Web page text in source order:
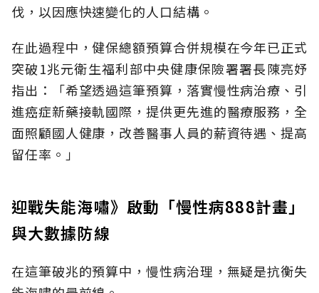
伐，以因應快速變化的人口結構。
在此過程中，健保總額預算合併規模在今年已正式
突破1兆元衛生福利部中央健康保險署署長陳亮妤
指出：「希望透過這筆預算，落實慢性病治療、引
進癌症新藥接軌國際，提供更先進的醫療服務，全
面照顧國人健康，改善醫事人員的薪資待遇、提高
留任率。」
迎戰失能海嘯》啟動「慢性病888計畫」
與大數據防線
在這筆破兆的預算中，慢性病治理，無疑是抗衡失